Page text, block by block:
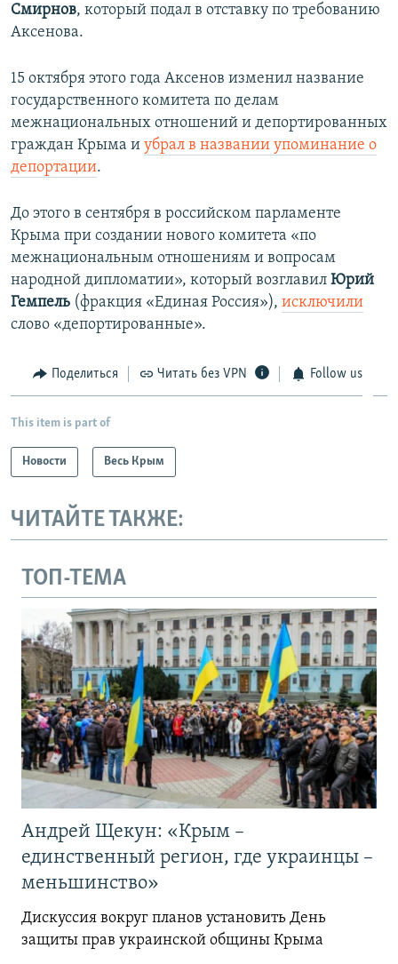
Смирнов, который подал в отставку по требованию
Аксенова.
15 октября этого года Аксенов изменил название
государственного комитета по делам
межнациональных отношений и депортированных
граждан Крыма и убрал в названии упоминание о
депортации.
До этого в сентября в российском парламенте
Крыма при создании нового комитета «по
межнациональным отношениям и вопросам
народной дипломатии», который возглавил Юрий
Гемпель (фракция «Единая Россия»), исключили
слово «депортированные».
Поделиться Читать без VPN Follow us
This item is part of
Новости Весь Крым
ЧИТАЙТЕ ТАКЖЕ:
ТОП-ТЕМА
Андрей Щекун: «Крым –
единственный регион, где украинцы –
меньшинство»
Дискуссия вокруг планов установить День
защиты прав украинской общины Крыма